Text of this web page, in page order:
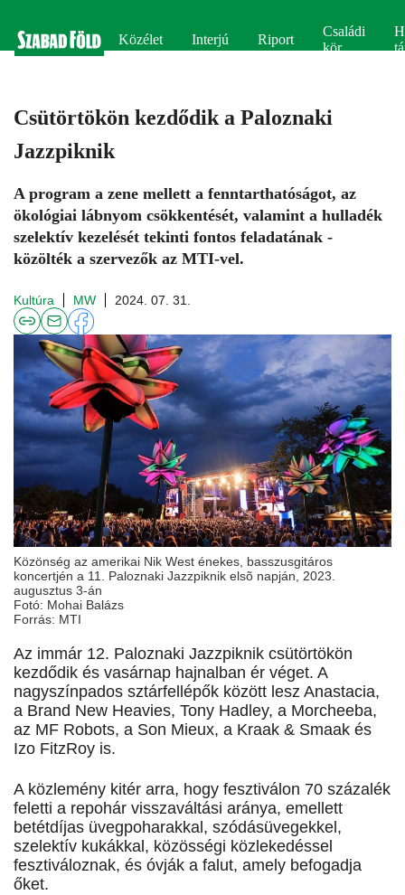
Közélet Interjú Riport
Családi
kör
Csütörtökön kezdődik a Paloznaki
Jazzpiknik
A program a zene mellett a fenntarthatóságot, az
ökológiai lábnyom csökkentését, valamint a hulladék
szelektív kezelését tekinti fontos feladatának -
közölték a szervezők az MTI-vel.
Kultúra MW 2024. 07. 31.
Közönség az amerikai Nik West énekes, basszusgitáros
koncertjén a 11. Paloznaki Jazzpiknik elsõ napján, 2023.
augusztus 3-án
Fotó: Mohai Balázs
Forrás: MTI
Az immár 12. Paloznaki Jazzpiknik csütörtökön
kezdődik és vasárnap hajnalban ér véget. A
nagyszínpados sztárfellépők között lesz Anastacia,
a Brand New Heavies, Tony Hadley, a Morcheeba,
az MF Robots, a Son Mieux, a Kraak & Smaak és
Izo FitzRoy is.
A közlemény kitér arra, hogy fesztiválon 70 százalék
feletti a repohár visszaváltási aránya, emellett
betétdíjas üvegpoharakkal, szódásüvegekkel,
szelektív kukákkal, közösségi közlekedéssel
fesztiváloznak, és óvják a falut, amely befogadja
őket.